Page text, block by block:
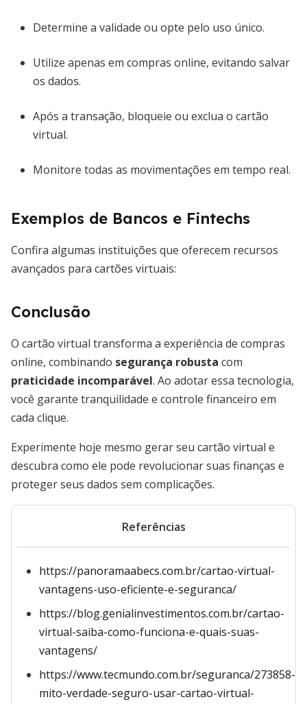
Determine a validade ou opte pelo uso único.
Utilize apenas em compras online, evitando salvar
os dados.
Após a transação, bloqueie ou exclua o cartão
virtual.
Monitore todas as movimentações em tempo real.
Exemplos de Bancos e Fintechs
Confira algumas instituições que oferecem recursos
avançados para cartões virtuais:
Conclusão
O cartão virtual transforma a experiência de compras
online, combinando segurança robusta com
praticidade incomparável. Ao adotar essa tecnologia,
você garante tranquilidade e controle financeiro em
cada clique.
Experimente hoje mesmo gerar seu cartão virtual e
descubra como ele pode revolucionar suas finanças e
proteger seus dados sem complicações.
Referências
https://panoramaabecs.com.br/cartao-virtual-
vantagens-uso-eficiente-e-seguranca/
https://blog.genialinvestimentos.com.br/cartao-
virtual-saiba-como-funciona-e-quais-suas-
vantagens/
https://www.tecmundo.com.br/seguranca/273858-
mito-verdade-seguro-usar-cartao-virtual-